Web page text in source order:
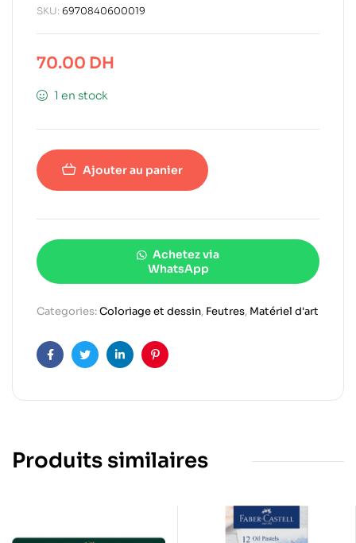
SKU: 6970840600019
70.00 DH
1 en stock
Ajouter au panier
Achetez via
WhatsApp
Categories:Coloriage et dessin, Feutres, Matériel d'art
FacebookTwitterLinkedinPinterest
Produits similaires